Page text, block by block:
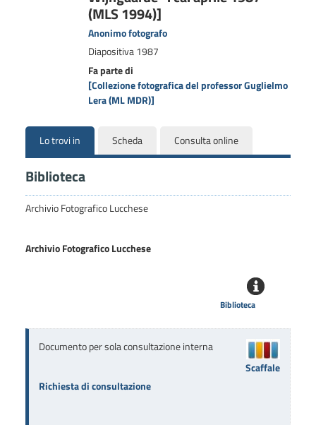
(MLS 1994)]
Anonimo fotografo
Diapositiva1987
Fa parte di
[Collezione fotografica del professor Guglielmo
Lera (ML MDR)]
Lo trovi in Scheda Consulta online
Biblioteca
Archivio Fotografico Lucchese
Archivio Fotografico Lucchese
Biblioteca
Documento per sola consultazione interna
Richiesta di consultazione
Scaffale